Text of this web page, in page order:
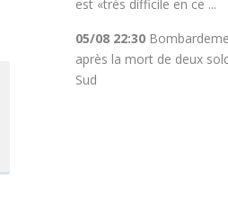
est «très difficile en ce ...
05/08 22:30
après la mort de deux
Sud